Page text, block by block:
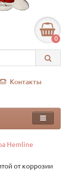
0
Контакты
Hemline
от коррозии